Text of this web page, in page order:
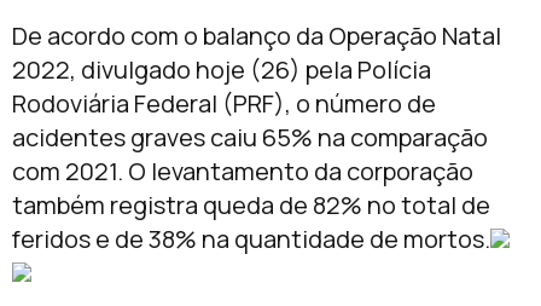
De acordo com o balanço da Operação Natal
2022, divulgado hoje (26) pela Polícia
Rodoviária Federal (PRF), o número de
acidentes graves caiu 65% na comparação
com 2021. O levantamento da corporação
também registra queda de 82% no total de
feridos e de 38% na quantidade de mortos.